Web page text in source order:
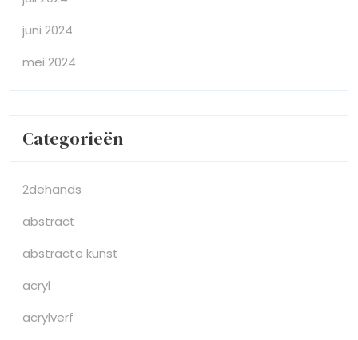
juni 2024
mei 2024
Categorieën
2dehands
abstract
abstracte kunst
acryl
acrylverf